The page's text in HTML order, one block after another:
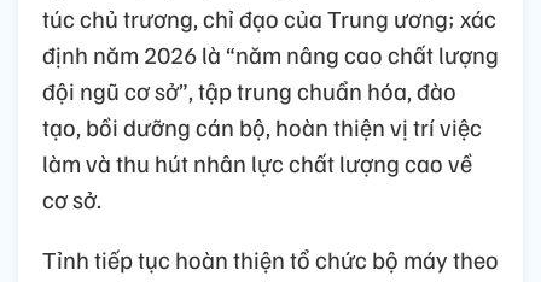
túc chủ trương, chỉ đạo của Trung ương; xác
định năm 2026 là “năm nâng cao chất lượng
đội ngũ cơ sở”, tập trung chuẩn hóa, đào
tạo, bồi dưỡng cán bộ, hoàn thiện vị trí việc
làm và thu hút nhân lực chất lượng cao về
cơ sở.
Tỉnh tiếp tục hoàn thiện tổ chức bộ máy theo